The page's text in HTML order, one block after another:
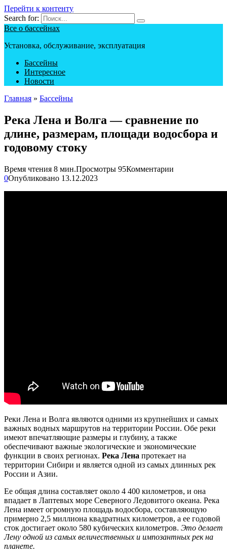
Перейти к контенту
Search for:
Все о бассейнах
Установка, обслуживание, эксплуатация
Бассейны
Интересное
Новости
Главная » Бассейны
Река Лена и Волга — сравнение по
длине, размерам, площади водосбора и
годовому стоку
Время чтения 8 мин.Просмотры 95Комментарии
0Опубликовано 13.12.2023
Реки Лена и Волга являются одними из крупнейших и самых
важных водных маршрутов на территории России. Обе реки
имеют впечатляющие размеры и глубину, а также
обеспечивают важные экологические и экономические
функции в своих регионах. Река Лена протекает на
территории Сибири и является одной из самых длинных рек
России и Азии.
Ее общая длина составляет около 4 400 километров, и она
впадает в Лаптевых море Северного Ледовитого океана. Река
Лена имеет огромную площадь водосбора, составляющую
примерно 2,5 миллиона квадратных километров, а ее годовой
сток достигает около 580 кубических километров. Это делает
Лену одной из самых величественных и импозантных рек на
планете.